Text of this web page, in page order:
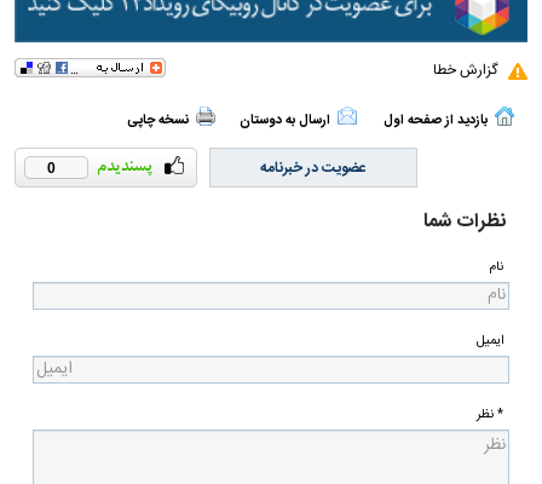
گزارش خطا
بازدید از صفحه اول ارسال به دوستان نسخه چاپی
0 عضویت در خبرنامه
نظرات شما
نام
ایمیل
* نظر